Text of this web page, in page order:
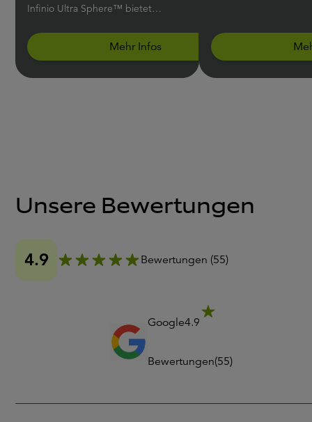
Infinio Ultra Sphere™ bietet
welcher Richtung Sprache kommt, und
filtert Störgeräusche aus dem
Mehr Infos
Unsere Bewertungen
4.9 Bewertungen (55)
Google4.9
Bewertungen(55)